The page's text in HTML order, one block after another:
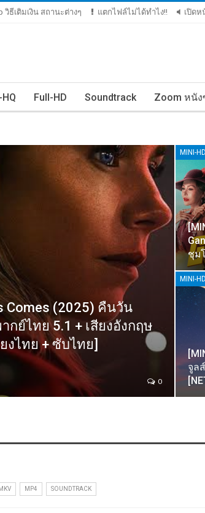
ธีเติมเงิน สถานะต่างๆ แตกไฟล์ไม่ได้ทำไง!! เปิดห
Full-HD Soundtrack Zoom หนัง
Comes (2025) คืนวัน
กย์ไทย 5.1 + เสียงอังกฤษ
งไทย + ซับไทย]
0
MINI-
ชุม
MINI-
จูล
MKV MP4 SOUNDTRACK